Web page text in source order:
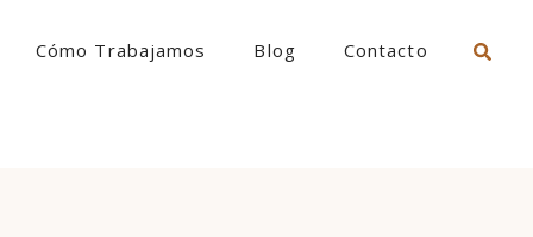
Cómo Trabajamos Blog Contacto